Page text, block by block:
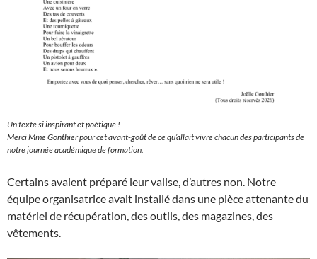
Un texte si inspirant et poétique !
Merci Mme Gonthier pour cet avant-goût de ce qu’allait vivre chacun des participants de
notre journée académique de formation.
Certains avaient préparé leur valise, d’autres non. Notre
équipe organisatrice avait installé dans une pièce attenante du
matériel de récupération, des outils, des magazines, des
vêtements.